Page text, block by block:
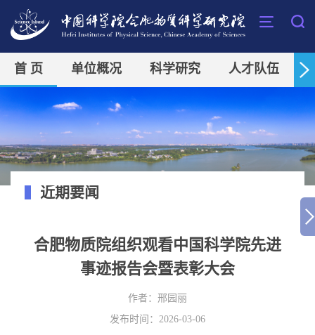
首 页 单位概况 科学研究 人才队伍
近期要闻
合肥物质院组织观看中国科学院先进
事迹报告会暨表彰大会
作者： 邢园丽
发布时间：2026-03-06